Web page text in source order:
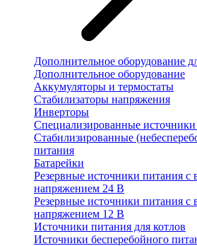
Дополнительное оборудование
Дополнительное оборудование
Аккумуляторы и термостаты
Стабилизаторы напряжения
Инверторы
Специализированные
Стабилизированные
питания
Батарейки
Резервные источники питания
напряжением 24 В
Резервные источники питания
напряжением 12 В
Источники питания для котлов
Источники бесперебойного